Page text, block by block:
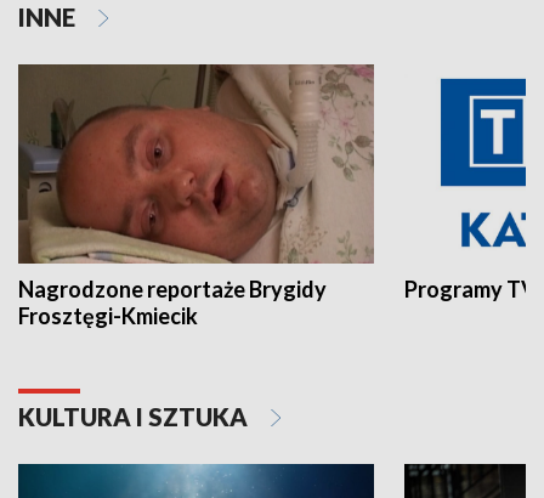
INNE
Nagrodzone reportaże Brygidy
Frosztęgi-Kmiecik
Programy
KULTURA I SZTUKA